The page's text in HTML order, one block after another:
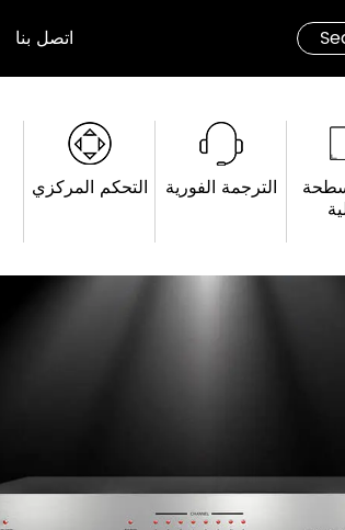
اتصل بنا
التحكم المركزي الترجمة الفورية